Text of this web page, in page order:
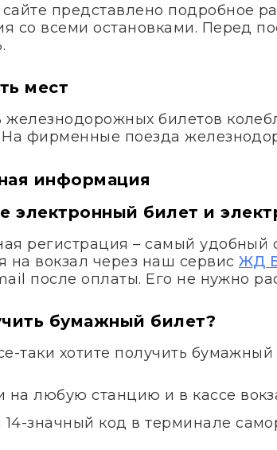
представлено подробное
со всеми остановками. Перед
мест
железнодорожных билетов
На фирменные поезда
информация
электронный билет и
регистрация – самый
на вокзал через наш сервис ЖД
после оплаты. Его не нужно
бумажный билет?
таки хотите получить
на любую станцию и в кассе
14-значный код в терминале